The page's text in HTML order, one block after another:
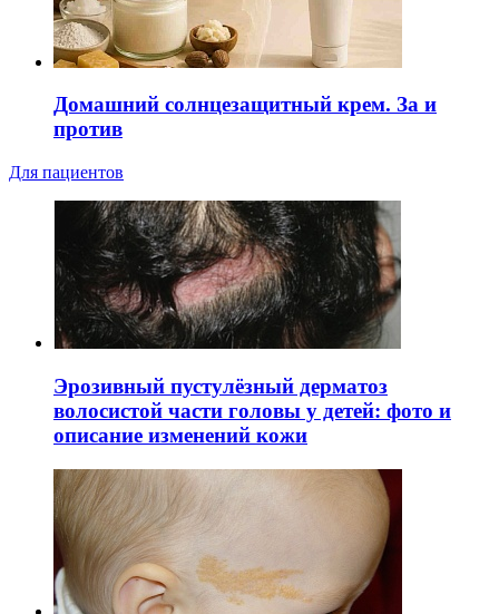
Домашний солнцезащитный крем. За и
против
Для пациентов
Эрозивный пустулёзный дерматоз
волосистой части головы у детей: фото и
описание изменений кожи